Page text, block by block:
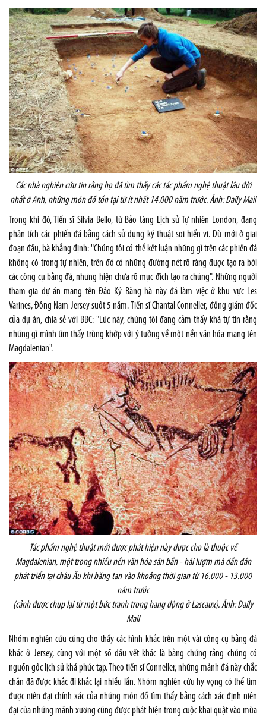
Các nhà nghiên cứu tin rằng họ đã tìm thấy các tác phẩm nghệ thuật lâu đời
nhất ở Anh, những món đồ tồn tại từ ít nhất 14.000 năm trước. Ảnh: Daily Mail
Trong khi đó, Tiến sĩ Silvia Bello, từ Bảo tàng Lịch sử Tự nhiên London, đang
phân tích các phiến đá bằng cách sử dụng kỹ thuật soi hiển vi. Dù mới ở giai
đoạn đầu, bà khẳng định: "Chúng tôi có thể kết luận những gì trên các phiến đá
không có trong tự nhiên, trên đó có những đường nét rõ ràng được tạo ra bởi
các công cụ bằng đá, nhưng hiện chưa rõ mục đích tạo ra chúng". Những người
tham gia dự án mang tên Đảo Kỷ Băng hà này đã làm việc ở khu vực Les
Varines, Đông Nam Jersey suốt 5 năm. Tiến sĩ Chantal Conneller, đồng giám đốc
của dự án, chia sẻ với BBC: "Lúc này, chúng tôi đang cảm thấy khá tự tin rằng
những gì mình tìm thấy trùng khớp với ý tưởng về một nền văn hóa mang tên
Magdalenian".
Tác phẩm nghệ thuật mới được phát hiện này được cho là thuộc về
Magdalenian, một trong nhiều nền văn hóa săn bắn - hái lượm mà dần dần
phát triển tại châu Âu khi băng tan vào khoảng thời gian từ 16.000 - 13.000
năm trước
(cảnh được chụp lại từ một bức tranh trong hang động ở Lascaux). Ảnh: Daily
Mail
Nhóm nghiên cứu cũng cho thấy các hình khắc trên một vài công cụ bằng đá
khác ở Jersey, cùng với một số dấu vết khác là bằng chứng rằng chúng có
nguồn gốc lịch sử khá phức tạp. Theo tiến sĩ Conneller, những mảnh đá này chắc
chắn đã được khắc đi khắc lại nhiều lần. Nhóm nghiên cứu hy vọng có thể tìm
được niên đại chính xác của những món đồ tìm thấy bằng cách xác định niên
đại của những mảnh xương cũng được phát hiện trong cuộc khai quật vào mùa